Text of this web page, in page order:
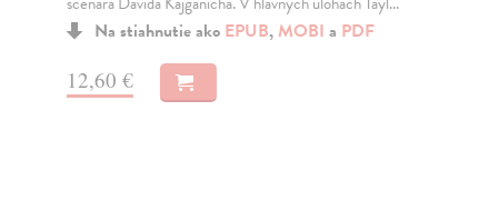
Na stiahnutie ako EPUB, MOBI a PDF
12,60 €